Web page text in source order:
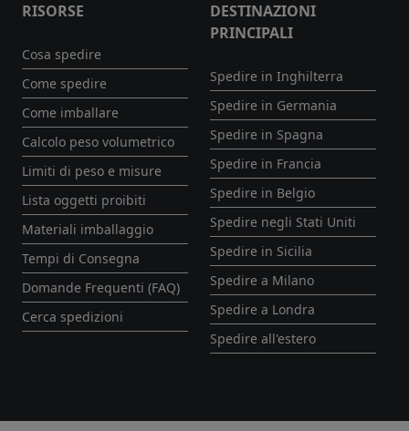
RISORSE
Cosa spedire
Come spedire
Come imballare
Calcolo peso volumetrico
Limiti di peso e misure
Lista oggetti proibiti
Materiali imballaggio
Tempi di Consegna
Domande Frequenti (FAQ)
Cerca spedizioni
DESTINAZIONI
PRINCIPALI
Spedire in Inghilterra
Spedire in Germania
Spedire in Spagna
Spedire in Francia
Spedire in Belgio
Spedire negli Stati Uniti
Spedire in Sicilia
Spedire a Milano
Spedire a Londra
Spedire all'estero